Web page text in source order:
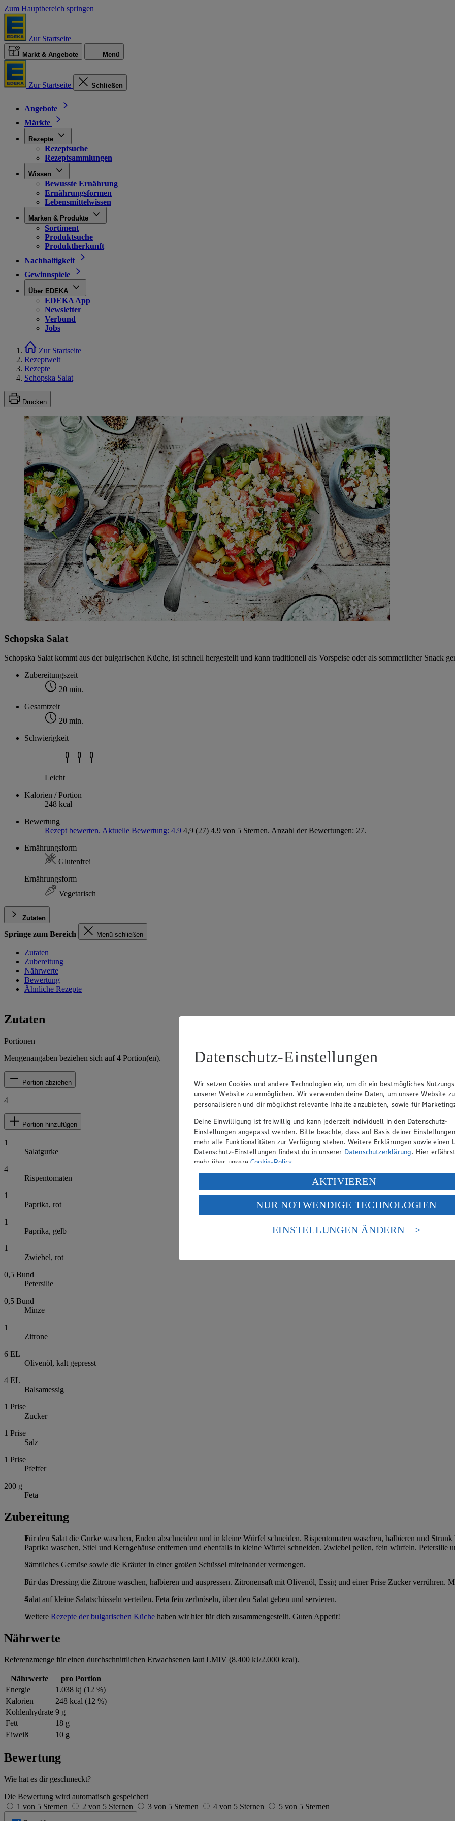
Zum Hauptbereich springen
Zur Startseite
Markt & Angebote Menü
Zur Startseite Schließen
Angebote
Märkte
Rezepte
Rezeptsuche
Rezeptsammlungen
Wissen
Bewusste Ernährung
Ernährungsformen
Lebensmittelwissen
Marken & Produkte
Sortiment
Produktsuche
Produktherkunft
Nachhaltigkeit
Gewinnspiele
Über EDEKA
EDEKA App
Newsletter
Verbund
Jobs
Zur Startseite
Rezeptwelt
Rezepte
Schopska Salat
Drucken
Schopska Salat
Schopska Salat kommt aus der bulgarischen Küche, ist schnell hergestellt und kann traditionell als Vorspeise oder als sommerlicher Snack
Zubereitungszeit
20 min.
Gesamtzeit
20 min.
Schwierigkeit
Leicht
Kalorien / Portion
248 kcal
Bewertung
Rezept bewerten. Aktuelle Bewertung: 4.9 4,9 (27) 4.9 von 5 Sternen. Anzahl der Bewertungen: 27.
Ernährungsform
Glutenfrei
Ernährungsform
Vegetarisch
Zutaten
Springe zum Bereich Menü schließen
Zutaten
Zubereitung
Nährwerte
Bewertung
Ähnliche Rezepte
Zutaten
Portionen
Mengenangaben beziehen sich auf4 Portion(en).
Portion abziehen
4
Portion hinzufügen
1
Salatgurke
4
Rispentomaten
1
Paprika, rot
1
Paprika, gelb
1
Zwiebel, rot
0,5 Bund
Petersilie
0,5 Bund
Minze
1
Zitrone
6 EL
Olivenöl, kalt gepresst
4 EL
Balsamessig
1 Prise
Zucker
1 Prise
Salz
1 Prise
Pfeffer
200 g
Feta
Zubereitung
Für den Salat die Gurke waschen, Enden abschneiden und in kleine Würfel schneiden. Rispentomaten waschen, halbieren und
Paprika waschen, Stiel und Kerngehäuse entfernen und ebenfalls in kleine Würfel schneiden. Zwiebel pellen, fein würfeln. Petersilie
Sämtliches Gemüse sowie die Kräuter in einer großen Schüssel miteinander vermengen.
Für das Dressing die Zitrone waschen, halbieren und auspressen. Zitronensaft mit Olivenöl, Essig und einer Prise Zucker verrühren.
Salat auf kleine Salatschüsseln verteilen. Feta fein zerbröseln, über den Salat geben und servieren.
Weitere Rezepte der bulgarischen Küche haben wir hier für dich zusammengestellt. Guten Appetit!
Nährwerte
Referenzmenge für einen durchschnittlichen Erwachsenen laut LMIV (8.400 kJ/2.000 kcal).
Nährwerte
pro Portion
Energie
1.038 kj (12 %)
Kalorien
248 kcal (12 %)
Kohlenhydrate 9 g
Fett
18 g
Eiweiß
10 g
Bewertung
Wie hat es dir geschmeckt?
Die Bewertung wird automatisch gespeichert
1 von 5 Sternen
2 von 5 Sternen 3 von 5 Sternen 4 von 5 Sternen
5 von 5 Sternen
Datenschutz-Einstellungen
Wir setzen Cookies und andere Technologien ein, um dir ein bestmögliches
unserer Website zu ermöglichen. Wir verwenden deine Daten, um unsere Website zu
personalisieren und dir möglichst relevante Inhalte anzubieten, sowie für
Deine Einwilligung ist freiwillig und kann jederzeit individuell in den Datenschutz-
Einstellungen angepasst werden. Bitte beachte, dass auf Basis deiner
mehr alle Funktionalitäten zur Verfügung stehen. Weitere Erklärungen sowie einen
Datenschutz-Einstellungen findest du in unserer Datenschutzerklärung. Hier
mehr über unsereCookie-Policy.
Verarbeitung deiner personenbezogenen Daten in den USA durch Facebook und
Wenn du auf „Aktivieren“ klickst, willigst du im Sinne des Art. 49 Abs. 1 Satz 1 lit.
ein, dass deine Daten in den USA verarbeitet werden. Der EuGH sieht die USA als
einem nach europäischen Standards nicht angemessenen Datenschutzniveau an. Es
Risiko eines Zugriffs durch US-amerikanische Behörden.
AKTIVIEREN
NUR NOTWENDIGE TECHNOLOGIEN
EINSTELLUNGEN ÄNDERN